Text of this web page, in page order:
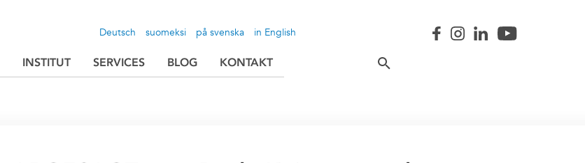
suomeksi
Deutsch på svenska in English
INSTITUT SERVICES BLOG KONTAKT